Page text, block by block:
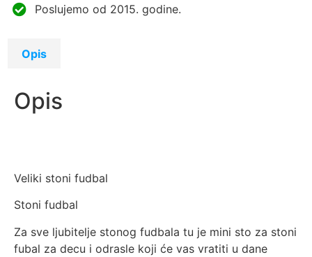
Poslujemo od 2015. godine.
Opis
Opis
Veliki stoni fudbal
Stoni fudbal
Za sve ljubitelje stonog fudbala tu je mini sto za stoni
fubal za decu i odrasle koji će vas vratiti u dane